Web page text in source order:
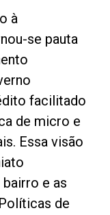
à
se pauta
facilitado
de micro e
Essa visão
e as
de